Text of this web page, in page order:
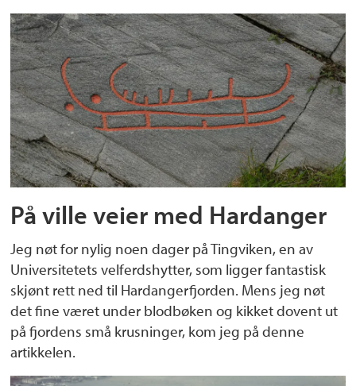
På ville veier med Hardanger
Jeg nøt for nylig noen dager på Tingviken, en av
Universitetets velferdshytter, som ligger fantastisk
skjønt rett ned til Hardangerfjorden. Mens jeg nøt
det fine været under blodbøken og kikket dovent ut
på fjordens små krusninger, kom jeg på denne
artikkelen.